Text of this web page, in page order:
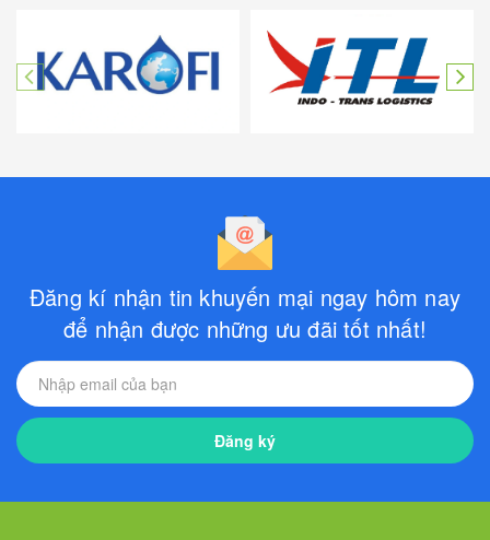
Đăng kí nhận tin khuyến mại ngay hôm nay
để nhận được những ưu đãi tốt nhất!
Đăng ký